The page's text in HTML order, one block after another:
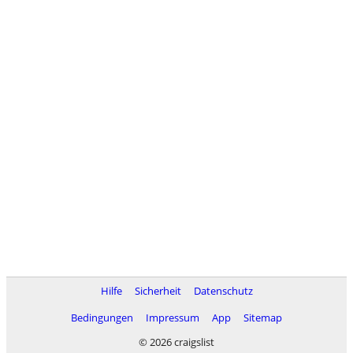
Hilfe Sicherheit
Datenschutz
Bedingungen
Impressum App
Sitemap
© 2026 craigslist